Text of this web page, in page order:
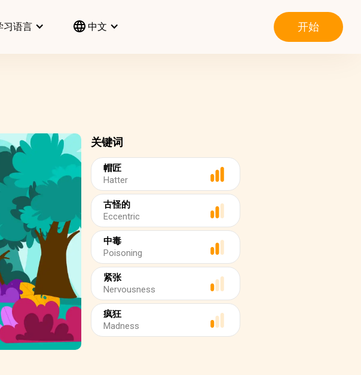
习语言 中文 开始
关键词
帽匠
Hatter
古怪的
Eccentric
中毒
Poisoning
紧张
Nervousness
疯狂
Madness